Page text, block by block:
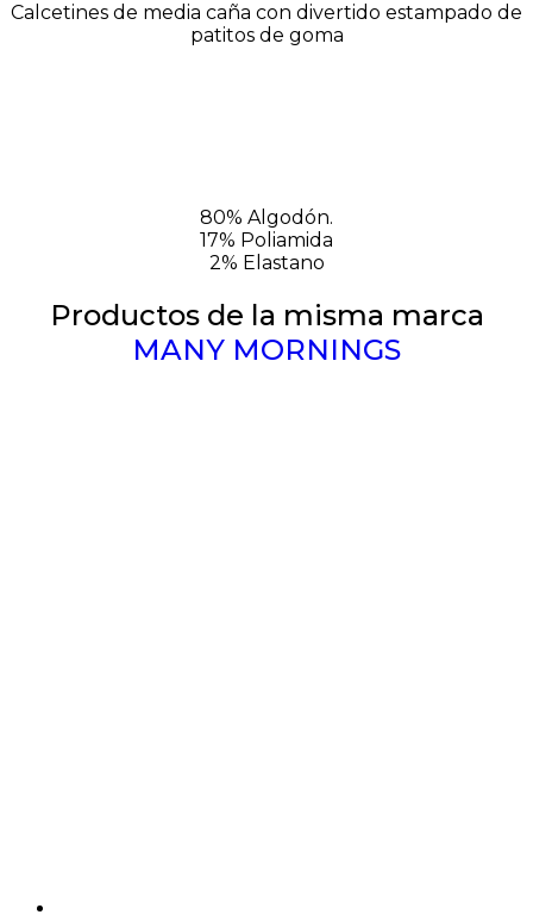
Calcetines de media caña con divertido estampado de
patitos de goma
80% Algodón.
17% Poliamida
2% Elastano
Productos de la misma marca
MANY MORNINGS